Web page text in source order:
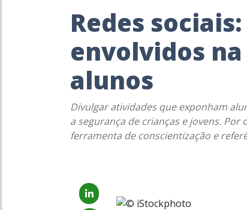
Redes
envolvidos
alunos
Divulgar atividades que exponham
a segurança de crianças e jovens.
ferramenta de conscientização e